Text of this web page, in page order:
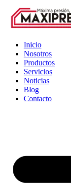
Inicio
Nosotros
Productos
Servicios
Noticias
Blog
Contacto